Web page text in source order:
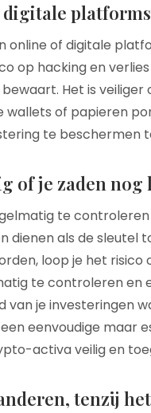
platforms
online of digitale
op hacking en
Het is
of papieren
te beschermen
of je zaden nog
te
dienen als de
loop je het
te controleren en
van je investeringen
eenvoudige maar
activa veilig en
tenzij